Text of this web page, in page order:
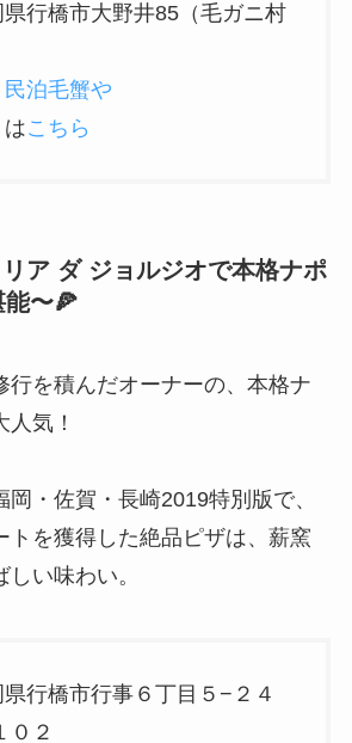
県行橋市大野井85（毛ガニ村
泊毛蟹や
こちら
ア ダ ジョルジオで本格ナポ
能〜🍕
行を積んだオーナーの、本格ナ
気！
岡・佐賀・長崎2019特別版で、
トを獲得した絶品ピザは、薪窯
い味わい。
行橋市行事６丁目５−２４
０２